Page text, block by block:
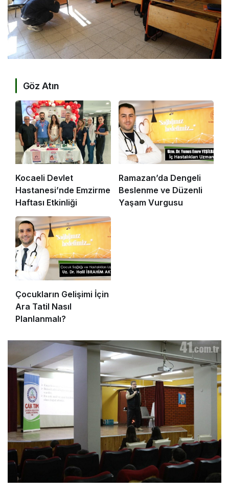
Göz Atın
Kocaeli Devlet
Hastanesi’nde Emzirme
Haftası Etkinliği
Ramazan’da Dengeli
Beslenme ve Düzenli
Yaşam Vurgusu
Çocukların Gelişimi İçin
Ara Tatil Nasıl
Planlanmalı?